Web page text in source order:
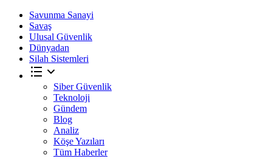
Savunma Sanayi
Savaş
Ulusal Güvenlik
Dünyadan
Silah Sistemleri
Siber Güvenlik
Teknoloji
Gündem
Blog
Analiz
Köşe Yazıları
Tüm Haberler